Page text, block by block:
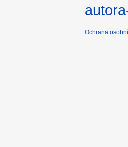
Ochrana